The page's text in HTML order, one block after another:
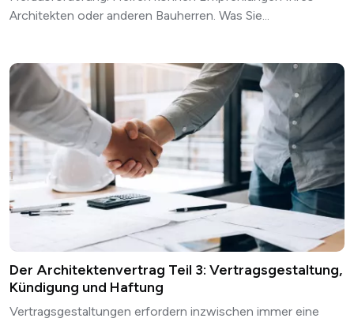
Architekten oder anderen Bauherren. Was Sie...
Der Architektenvertrag Teil 3: Vertragsgestaltung,
Kündigung und Haftung
Vertragsgestaltungen erfordern inzwischen immer eine